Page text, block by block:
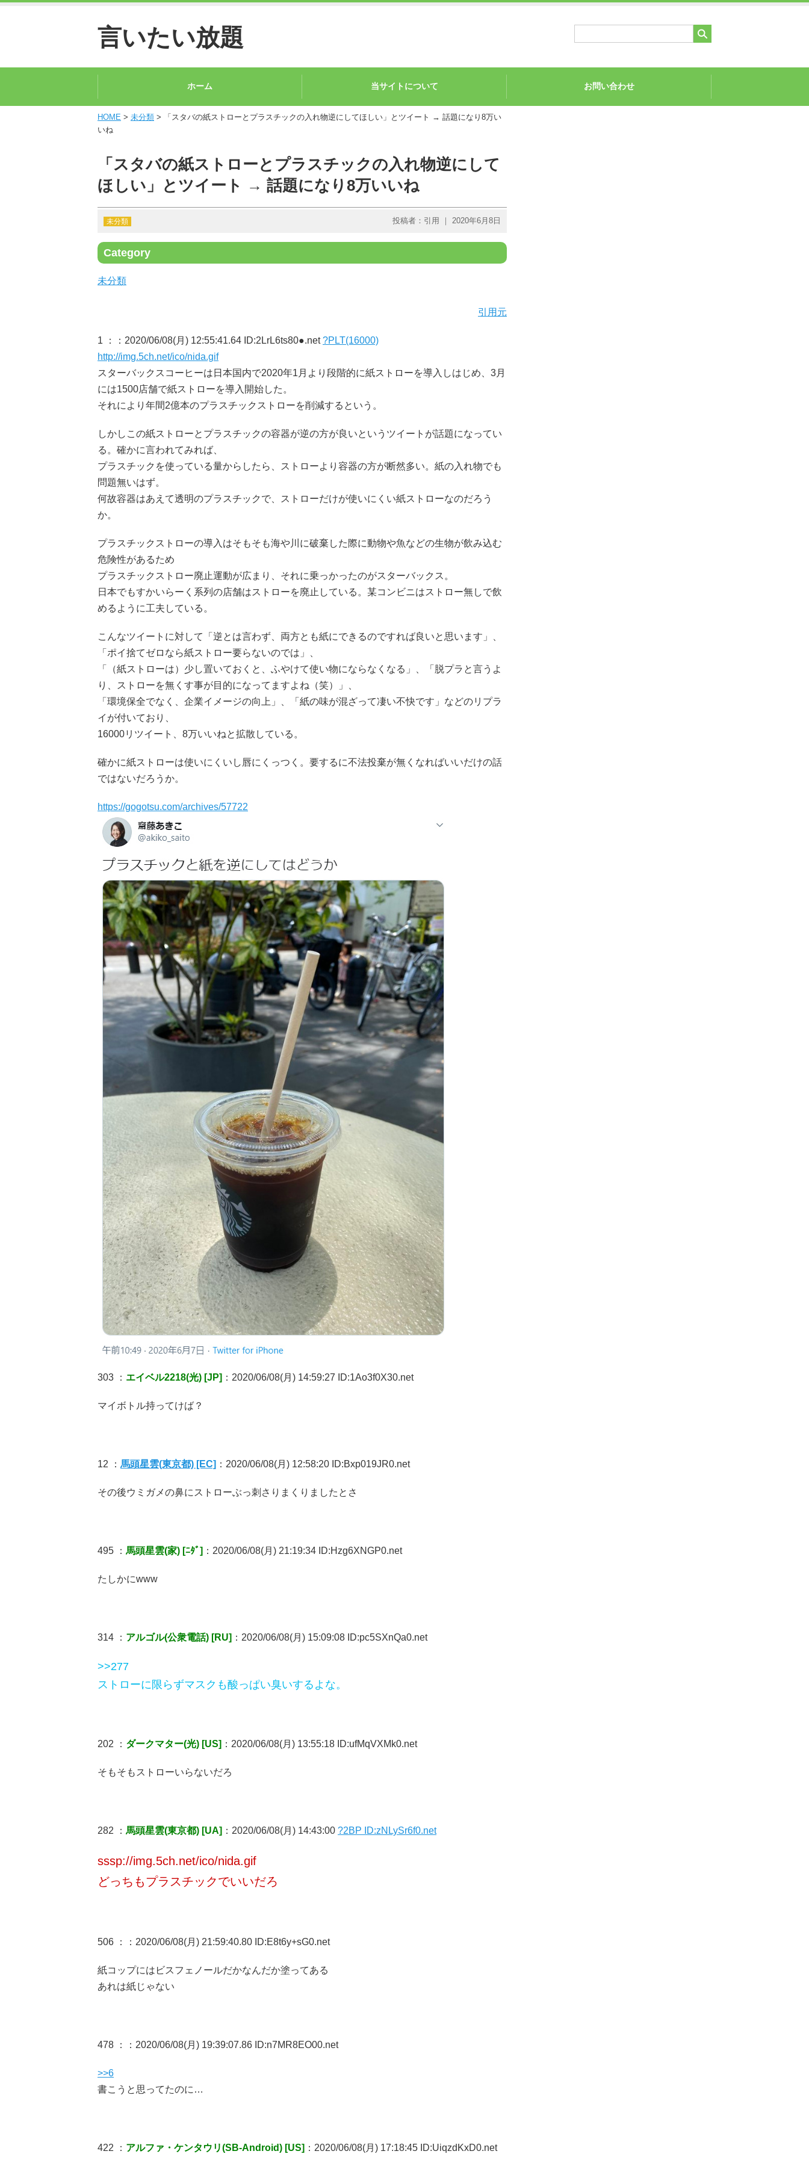
言いたい放題
ホーム 当サイトについて お問い合わせ
HOME > 未分類 > 「スタバの紙ストローとプラスチックの入れ物逆にしてほしい」とツイート → 話題になり8万い
いね
「スタバの紙ストローとプラスチックの入れ物逆にして
ほしい」とツイート → 話題になり8万いいね
未分類 投稿者：引用 ｜ 2020年6月8日
Category
未分類
引用元
1 ： ：2020/06/08(月) 12:55:41.64 ID:2LrL6ts80●.net?PLT(16000)
http://img.5ch.net/ico/nida.gif
スターバックスコーヒーは日本国内で2020年1月より段階的に紙ストローを導入しはじめ、3月
には1500店舗で紙ストローを導入開始した。
それにより年間2億本のプラスチックストローを削減するという。
しかしこの紙ストローとプラスチックの容器が逆の方が良いというツイートが話題になってい
る。確かに言われてみれば、
プラスチックを使っている量からしたら、ストローより容器の方が断然多い。紙の入れ物でも
問題無いはず。
何故容器はあえて透明のプラスチックで、ストローだけが使いにくい紙ストローなのだろう
か。
プラスチックストローの導入はそもそも海や川に破棄した際に動物や魚などの生物が飲み込む
危険性があるため
プラスチックストロー廃止運動が広まり、それに乗っかったのがスターバックス。
日本でもすかいらーく系列の店舗はストローを廃止している。某コンビニはストロー無しで飲
めるように工夫している。
こんなツイートに対して「逆とは言わず、両方とも紙にできるのですれば良いと思います」、
「ポイ捨てゼロなら紙ストロー要らないのでは」、
「（紙ストローは）少し置いておくと、ふやけて使い物にならなくなる」、「脱プラと言うよ
り、ストローを無くす事が目的になってますよね（笑）」、
「環境保全でなく、企業イメージの向上」、「紙の味が混ざって凄い不快です」などのリプラ
イが付いており、
16000リツイート、8万いいねと拡散している。
確かに紙ストローは使いにくいし唇にくっつく。要するに不法投棄が無くなればいいだけの話
ではないだろうか。
https://gogotsu.com/archives/57722
303 ： エイベル2218(光) [JP] ：2020/06/08(月) 14:59:27 ID:1Ao3f0X30.net
マイボトル持ってけば？
12 ： 馬頭星雲(東京都) [EC] ：2020/06/08(月) 12:58:20 ID:Bxp019JR0.net
その後ウミガメの鼻にストローぶっ刺さりまくりましたとさ
495 ： 馬頭星雲(家) [ﾆﾀﾞ] ：2020/06/08(月) 21:19:34 ID:Hzg6XNGP0.net
たしかにwww
314 ： アルゴル(公衆電話) [RU] ：2020/06/08(月) 15:09:08 ID:pc5SXnQa0.net
>>277
ストローに限らずマスクも酸っぱい臭いするよな。
202 ： ダークマター(光) [US] ：2020/06/08(月) 13:55:18 ID:ufMqVXMk0.net
そもそもストローいらないだろ
282 ： 馬頭星雲(東京都) [UA] ：2020/06/08(月) 14:43:00 ?2BP ID:zNLySr6f0.net
sssp://img.5ch.net/ico/nida.gif
どっちもプラスチックでいいだろ
506 ： ：2020/06/08(月) 21:59:40.80 ID:E8t6y+sG0.net
紙コップにはビスフェノールだかなんだか塗ってある
あれは紙じゃない
478 ： ：2020/06/08(月) 19:39:07.86 ID:n7MR8EO00.net
>>6
書こうと思ってたのに…
422 ： アルファ・ケンタウリ(SB-Android) [US] ：2020/06/08(月) 17:18:45 ID:UiqzdKxD0.net